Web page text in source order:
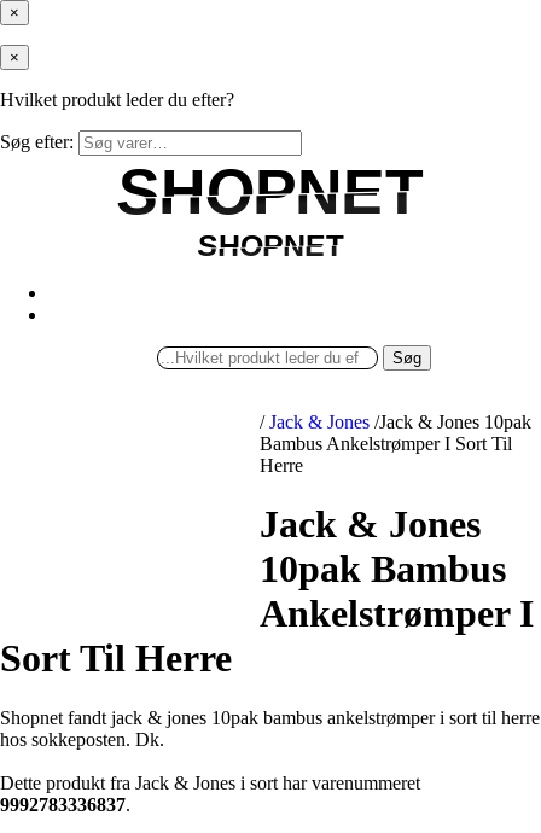
×
×
Hvilket produkt leder du efter?
Søg efter:
SHOPNET
SHOPNET
SHOPNET
SHOPNET
Søg
/ Jack & Jones /Jack & Jones 10pak
Bambus Ankelstrømper I Sort Til
Herre
Jack & Jones
10pak Bambus
Ankelstrømper I
Sort Til Herre
Shopnet fandt jack & jones 10pak bambus ankelstrømper i sort til herre
hos sokkeposten. Dk.
Dette produkt fra Jack & Jones i sort har varenummeret
9992783336837.